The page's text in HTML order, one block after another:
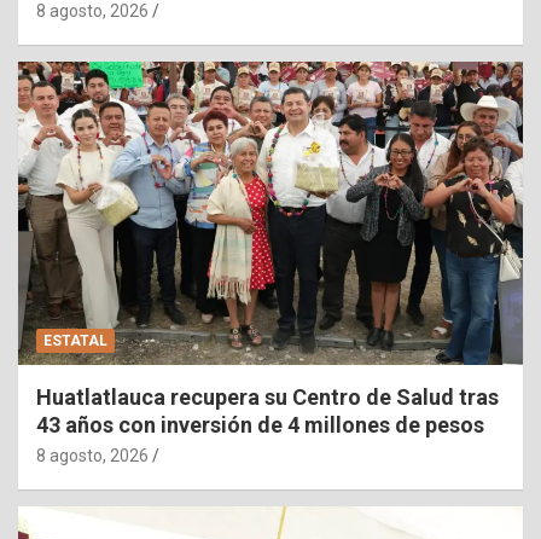
8 agosto, 2026
ESTATAL
Huatlatlauca recupera su Centro de Salud tras
43 años con inversión de 4 millones de pesos
8 agosto, 2026